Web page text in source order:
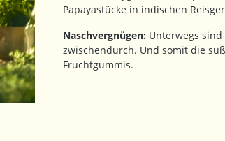
Papayastücke in indischen
Naschvergnügen: Unterwegs
zwischendurch. Und somit die
Fruchtgummis.